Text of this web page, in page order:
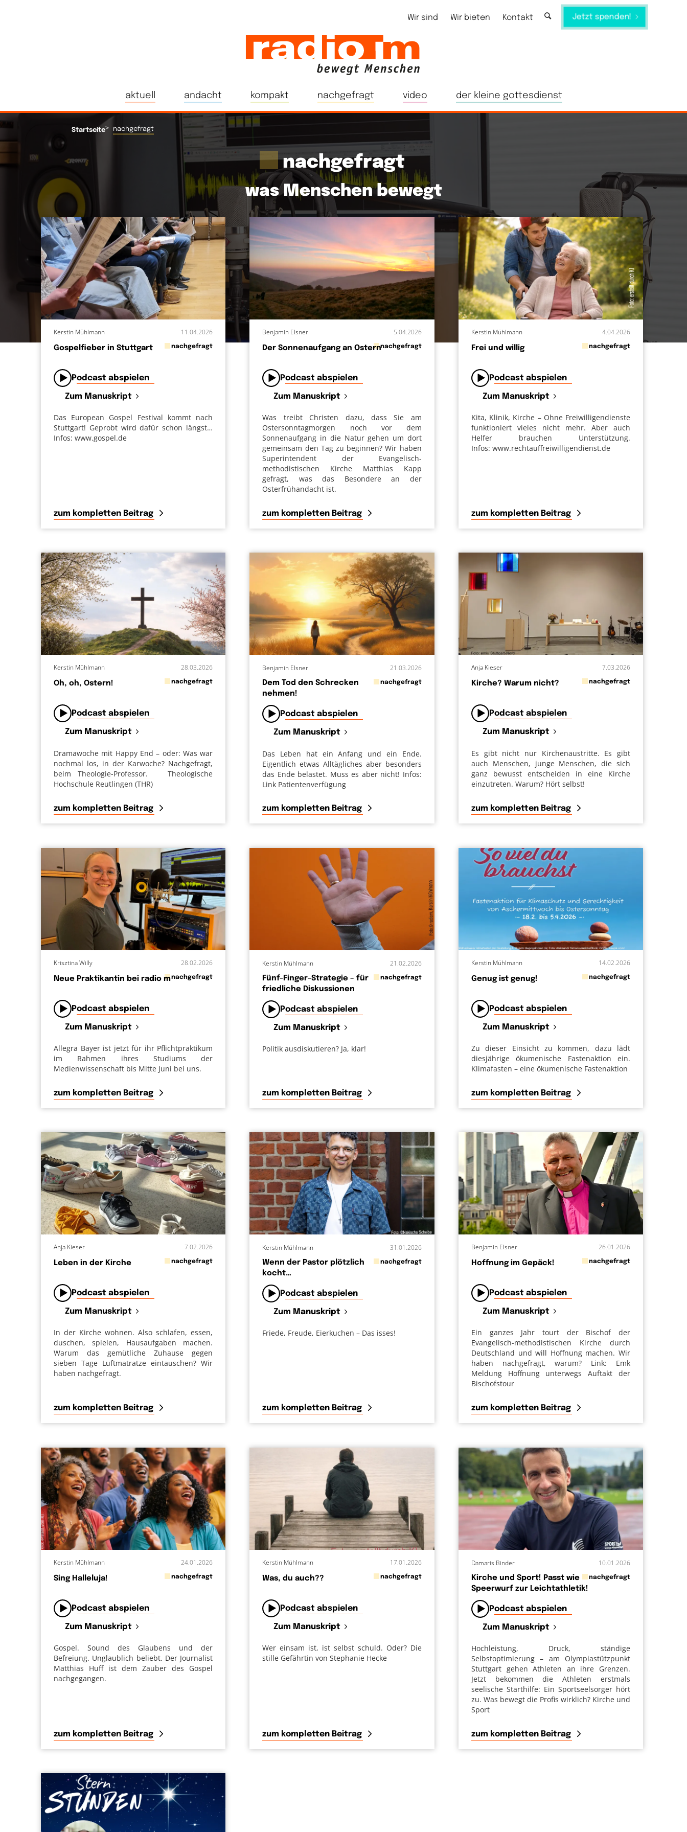
Wir sind Wir bieten Kontakt Jetzt spenden!
aktuell andacht kompakt nachgefragt video der kleine gottesdienst
Startseite> nachgefragt
nachgefragt
was Menschen bewegt
Gospelfieber in Stuttgart
11.04.2026
innachgefragt
Kerstin Mühlmann
Podcast abspielen
Zum Manuskript
Das European Gospel Festival kommt nach
Stuttgart! Geprobt wird dafür schon längst…
Infos: www.gospel.de
zum kompletten Beitrag
Der Sonnenaufgang an Ostern
5.04.2026
innachgefragt
Benjamin Elsner
Podcast abspielen
Zum Manuskript
Was treibt Christen dazu, dass Sie am
Ostersonntagmorgen noch vor dem
Sonnenaufgang in die Natur gehen um dort
gemeinsam den Tag zu beginnen? Wir haben
Superintendent der Evangelisch-
methodistischen Kirche Matthias Kapp
gefragt, was das Besondere an der
Osterfrühandacht ist.
zum kompletten Beitrag
Frei und willig
4.04.2026
innachgefragt
Kerstin Mühlmann
Podcast abspielen
Zum Manuskript
Kita, Klinik, Kirche – Ohne Freiwilligendienste
funktioniert vieles nicht mehr. Aber auch
Helfer brauchen Unterstützung.
Infos: www.rechtauffreiwilligendienst.de
zum kompletten Beitrag
Oh, oh, Ostern!
28.03.2026
innachgefragt
Kerstin Mühlmann
Podcast abspielen
Zum Manuskript
Dramawoche mit Happy End – oder: Was war
nochmal los, in der Karwoche? Nachgefragt,
beim Theologie-Professor. Theologische
Hochschule Reutlingen (THR)
zum kompletten Beitrag
Dem Tod den Schrecken
nehmen!
21.03.2026
nachgefragt
Benjamin Elsner
Podcast abspielen
Zum Manuskript
Das Leben hat ein Anfang und ein Ende.
Eigentlich etwas Alltägliches aber besonders
das Ende belastet. Muss es aber nicht! Infos:
Link Patientenverfügung
zum kompletten Beitrag
Kirche? Warum nicht?
7.03.2026
innachgefragt
Anja Kieser
Podcast abspielen
Zum Manuskript
Es gibt nicht nur Kirchenaustritte. Es gibt
auch Menschen, junge Menschen, die sich
ganz bewusst entscheiden in eine Kirche
einzutreten. Warum? Hört selbst!
zum kompletten Beitrag
Neue Praktikantin bei radio m
28.02.2026
innachgefragt
Krisztina Willy
Podcast abspielen
Zum Manuskript
Allegra Bayer ist jetzt für ihr Pflichtpraktikum
im Rahmen ihres Studiums der
Medienwissenschaft bis Mitte Juni bei uns.
zum kompletten Beitrag
Fünf-Finger-Strategie – für
friedliche Diskussionen
21.02.2026
nachgefragt
Kerstin Mühlmann
Podcast abspielen
Zum Manuskript
Politik ausdiskutieren? Ja, klar!
zum kompletten Beitrag
Genug ist genug!
14.02.2026
innachgefragt
Kerstin Mühlmann
Podcast abspielen
Zum Manuskript
Zu dieser Einsicht zu kommen, dazu lädt
diesjährige ökumenische Fastenaktion ein.
Klimafasten – eine ökumenische Fastenaktion
zum kompletten Beitrag
Leben in der Kirche
7.02.2026
innachgefragt
Anja Kieser
Podcast abspielen
Zum Manuskript
In der Kirche wohnen. Also schlafen, essen,
duschen, spielen, Hausaufgaben machen.
Warum das gemütliche Zuhause gegen
sieben Tage Luftmatratze eintauschen? Wir
haben nachgefragt.
zum kompletten Beitrag
Wenn der Pastor plötzlich
kocht…
31.01.2026
nachgefragt
Kerstin Mühlmann
Podcast abspielen
Zum Manuskript
Friede, Freude, Eierkuchen – Das isses!
zum kompletten Beitrag
Hoffnung im Gepäck!
26.01.2026
innachgefragt
Benjamin Elsner
Podcast abspielen
Zum Manuskript
Ein ganzes Jahr tourt der Bischof der
Evangelisch-methodistischen Kirche durch
Deutschland und will Hoffnung machen. Wir
haben nachgefragt, warum? Link: Emk
Meldung Hoffnung unterwegs Auftakt der
Bischofstour
zum kompletten Beitrag
Sing Halleluja!
24.01.2026
innachgefragt
Kerstin Mühlmann
Podcast abspielen
Zum Manuskript
Gospel. Sound des Glaubens und der
Befreiung. Unglaublich beliebt. Der Journalist
Matthias Huff ist dem Zauber des Gospel
nachgegangen.
zum kompletten Beitrag
Was, du auch??
17.01.2026
nachgefragt
Kerstin Mühlmann
Podcast abspielen
Zum Manuskript
Wer einsam ist, ist selbst schuld. Oder? Die
stille Gefährtin von Stephanie Hecke
zum kompletten Beitrag
Kirche und Sport! Passt wie
Speerwurf zur Leichtathletik!
10.01.2026
innachgefragt
Damaris Binder
Podcast abspielen
Zum Manuskript
Hochleistung, Druck, ständige
Selbstoptimierung – am Olympiastützpunkt
Stuttgart gehen Athleten an ihre Grenzen.
Jetzt bekommen die Athleten erstmals
seelische Starthilfe: Ein Sportseelsorger hört
zu. Was bewegt die Profis wirklich? Kirche und
Sport
zum kompletten Beitrag